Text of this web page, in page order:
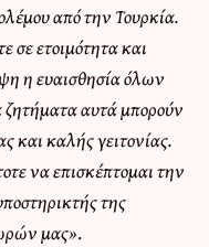
από την Τουρκία.
σε ετοιμότητα και
η ευαισθησία όλων
ζητήματα αυτά μπορούν
και καλής γειτονίας.
να επισκέπτομαι την
της
μας».